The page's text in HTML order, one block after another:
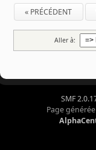
« PRÉCÉDENT
Aller à:
SMF
Page